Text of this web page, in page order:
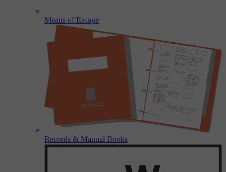
Means of Escape
Records & Manual Books